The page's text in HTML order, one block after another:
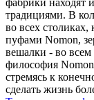
традициями. В
во всех столиках,
пуфами Nomon,
вешалки - во всем
философия
стремясь к
сделать жизнь